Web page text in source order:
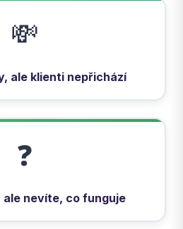
💸
ale klienti nepřichází
❓
ale nevíte, co funguje